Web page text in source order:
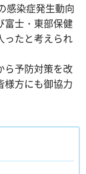
感染症発生動向
富士・東部保健
ったと考えられ
ら予防対策を改
様方にも御協力